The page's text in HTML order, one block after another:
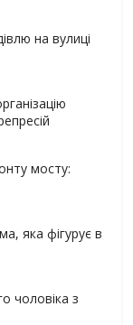
на вулиці
мосту:
яка фігурує в
чоловіка з